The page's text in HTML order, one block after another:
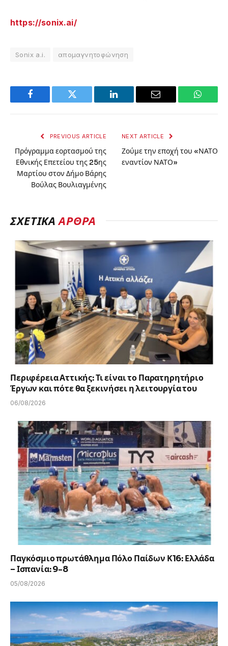
https://sonix.ai/
Sonix a.i. απομαγνητοφώνηση
Facebook Twitter LinkedIn Email
PREVIOUS ARTICLE
Πρόγραμμα εορτασμού της
Εθνικής Επετείου της 25ης
Μαρτίου στον Δήμο Βάρης
Βούλας Βουλιαγμένης
NEXT ARTICLE
Ζούμε την εποχή του «ΝΑΤΟ
εναντίον ΝΑΤΟ»
ΣΧΕΤΙΚΆΆΡΘΡΑ
Περιφέρεια Αττικής: Τι είναι το Παρατηρητήριο
Έργων και πότε θα ξεκινήσει η λειτουργία του
06/08/2026
Παγκόσμιο πρωτάθλημα Πόλο Παίδων Κ16: Ελλάδα
– Ισπανία: 9-8
05/08/2026